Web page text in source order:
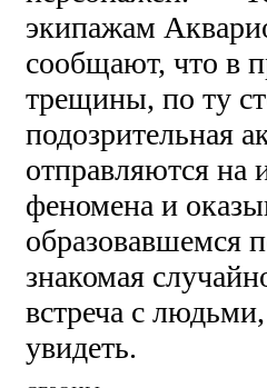
экипажам
сообщают, что в
трещины, по ту
подозрительная
отправляются на
феномена и
образовавшемся
знакомая
встреча с
увидеть.